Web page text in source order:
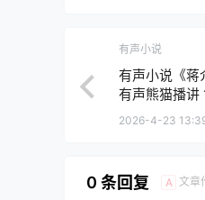
有声小说
有声小说《蒋
有声熊猫播讲
2026-4-23
0 条回复 A 文章